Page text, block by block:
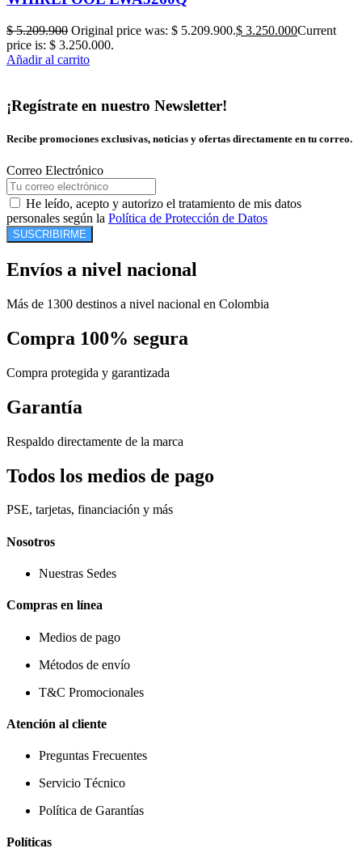
$5.209.900 Original price was: $ 5.209.900.$ 3.250.000Current
price is: $ 3.250.000.
Añadir al carrito
¡Regístrate en nuestro Newsletter!
Recibe promociones exclusivas, noticias y ofertas directamente en tu correo.
Correo Electrónico
He leído, acepto y autorizo el tratamiento de mis datos
personales según la Política de Protección de Datos
SUSCRIBIRME
Envíos a nivel nacional
Más de 1300 destinos a nivel nacional en Colombia
Compra 100% segura
Compra protegida y garantizada
Garantía
Respaldo directamente de la marca
Todos los medios de pago
PSE, tarjetas, financiación y más
Nosotros
Nuestras Sedes
Compras en línea
Medios de pago
Métodos de envío
T&C Promocionales
Atención al cliente
Preguntas Frecuentes
Servicio Técnico
Política de Garantías
Políticas